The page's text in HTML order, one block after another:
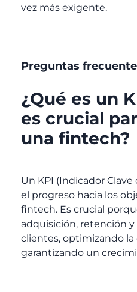
vez más exigente.
Preguntas
¿Qué es un
es crucial
una fintech?
Un KPI (Indicador
el progreso hacia los
fintech. Es crucial
adquisición, retención
clientes, optimizando la
garantizando un